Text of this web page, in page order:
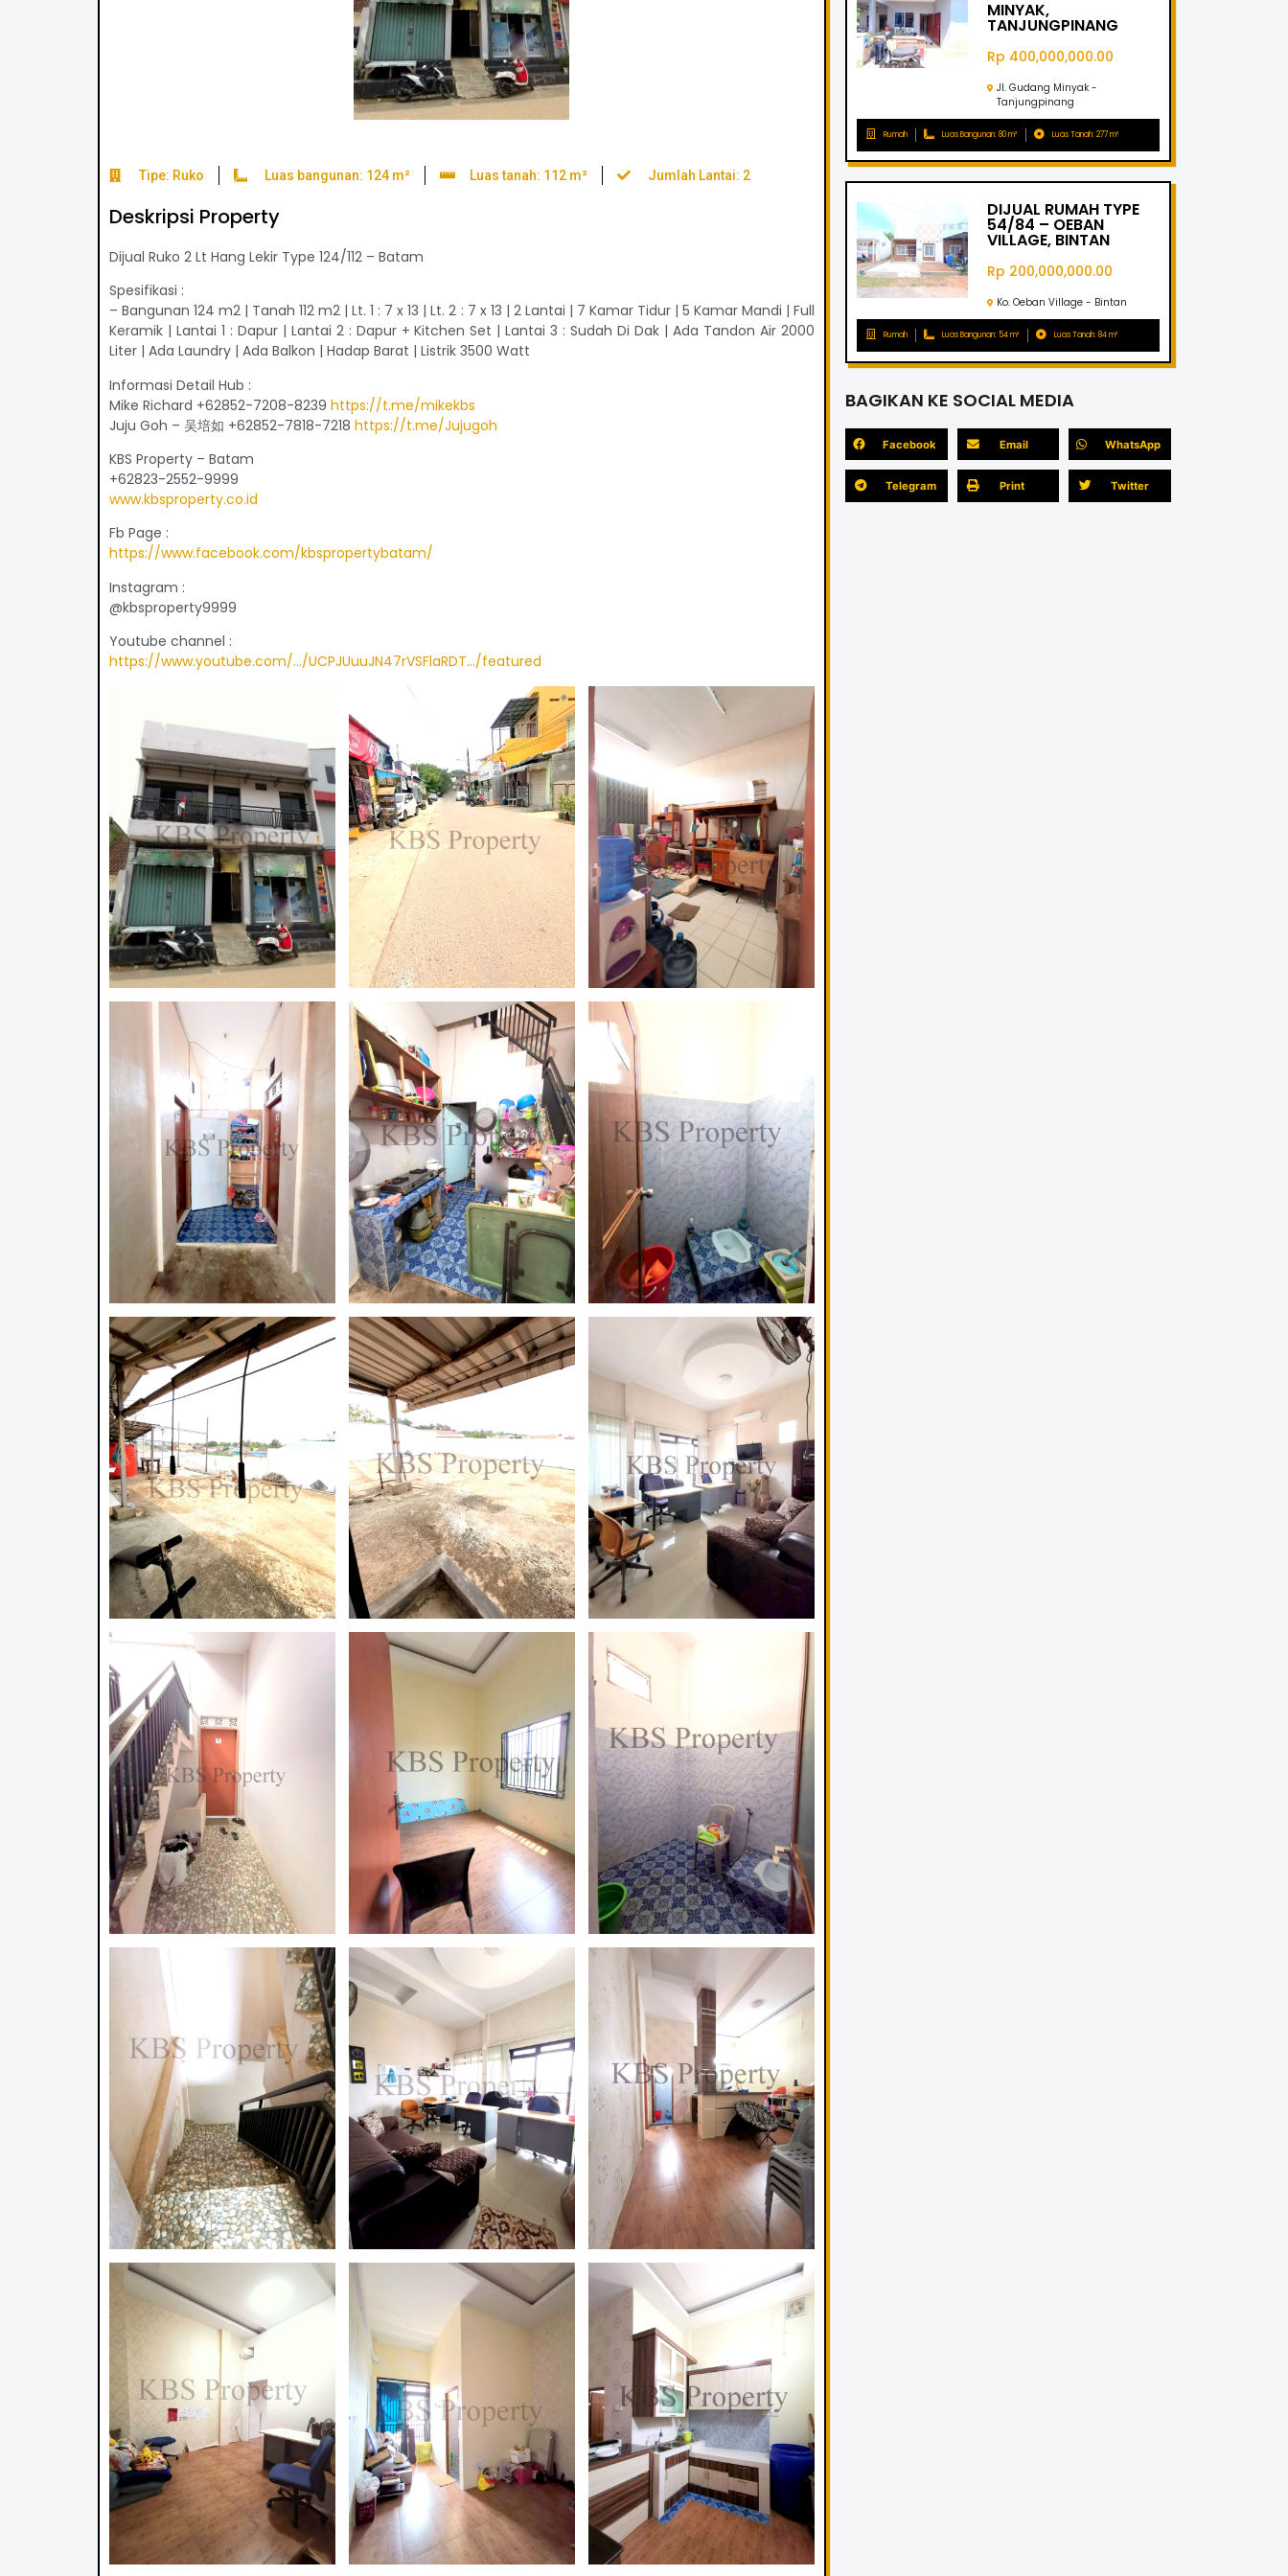
Tipe: Ruko Luas bangunan: 124 m² Luas tanah: 112 m² Jumlah Lantai: 2
Deskripsi Property
Dijual Ruko 2 Lt Hang Lekir Type 124/112 – Batam
Spesifikasi :
– Bangunan 124 m2 | Tanah 112 m2 | Lt. 1 : 7 x 13 | Lt. 2 : 7 x 13 | 2 Lantai | 7 Kamar Tidur | 5 Kamar Mandi | Full
Keramik | Lantai 1 : Dapur | Lantai 2 : Dapur + Kitchen Set | Lantai 3 : Sudah Di Dak | Ada Tandon Air 2000
Liter | Ada Laundry | Ada Balkon | Hadap Barat | Listrik 3500 Watt
Informasi Detail Hub :
Mike Richard +62852-7208-8239 https://t.me/mikekbs
Juju Goh – 吴培如 +62852-7818-7218 https://t.me/Jujugoh
KBS Property – Batam
+62823-2552-9999
www.kbsproperty.co.id
Fb Page :
https://www.facebook.com/kbspropertybatam/
Instagram :
@kbsproperty9999
Youtube channel :
https://www.youtube.com/…/UCPJUuuJN47rVSFlaRDT…/featured
MINYAK,
TANJUNGPINANG
Rp 400,000,000.00
Jl. Gudang Minyak -
Tanjungpinang
Rumah Luas Bangunan: 80 m² Luas Tanah: 277 m²
DIJUAL RUMAH TYPE
54/84 – OEBAN
VILLAGE, BINTAN
Rp 200,000,000.00
Ko. Oeban Village - Bintan
Rumah Luas Bangunan: 54 m² Luas Tanah: 84 m²
BAGIKAN KE SOCIAL MEDIA
Facebook Email WhatsApp
Telegram Print Twitter